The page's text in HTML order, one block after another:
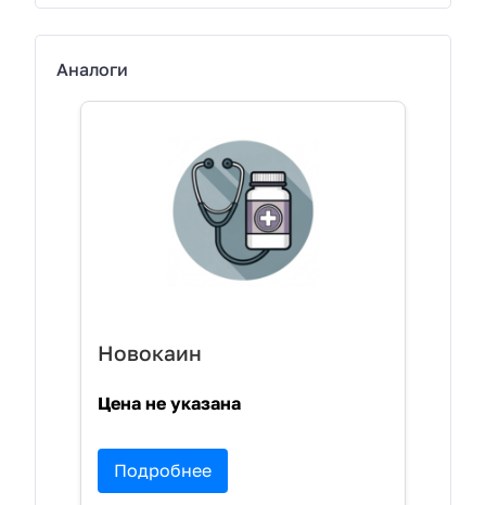
Аналоги
Новокаин
Цена не указана
Подробнее